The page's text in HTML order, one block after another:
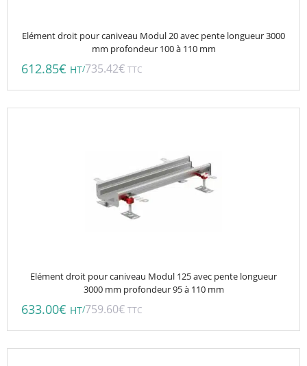
Elément droit pour caniveau Modul 20 avec pente longueur 3000
mm profondeur 100 à 110 mm
612.85€ HT/735.42€ TTC
Elément droit pour caniveau Modul 125 avec pente longueur
3000 mm profondeur 95 à 110 mm
633.00€ HT/759.60€ TTC